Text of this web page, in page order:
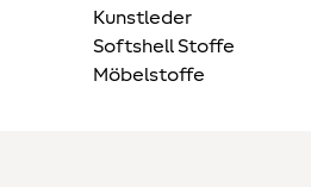
Kunstleder
Softshell Stoffe
Möbelstoffe